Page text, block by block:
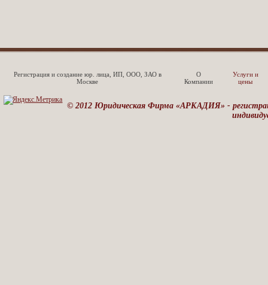
Регистрация и создание юр. лица, ИП, ООО, ЗАО в
Москве
О
Компании
Услуги и
цены
© 2012 Юридическая Фирма «АРКАДИЯ» -